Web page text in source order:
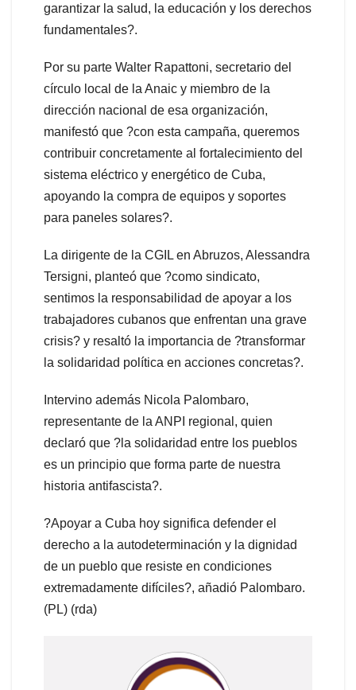
garantizar la salud, la educación y los derechos
fundamentales?.
Por su parte Walter Rapattoni, secretario del
círculo local de la Anaic y miembro de la
dirección nacional de esa organización,
manifestó que ?con esta campaña, queremos
contribuir concretamente al fortalecimiento del
sistema eléctrico y energético de Cuba,
apoyando la compra de equipos y soportes
para paneles solares?.
La dirigente de la CGIL en Abruzos, Alessandra
Tersigni, planteó que ?como sindicato,
sentimos la responsabilidad de apoyar a los
trabajadores cubanos que enfrentan una grave
crisis? y resaltó la importancia de ?transformar
la solidaridad política en acciones concretas?.
Intervino además Nicola Palombaro,
representante de la ANPI regional, quien
declaró que ?la solidaridad entre los pueblos
es un principio que forma parte de nuestra
historia antifascista?.
?Apoyar a Cuba hoy significa defender el
derecho a la autodeterminación y la dignidad
de un pueblo que resiste en condiciones
extremadamente difíciles?, añadió Palombaro.
(PL) (rda)